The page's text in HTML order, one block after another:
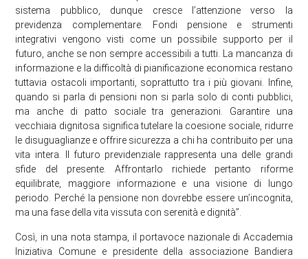
sistema pubblico, dunque cresce l’attenzione verso la
previdenza complementare. Fondi pensione e strumenti
integrativi vengono visti come un possibile supporto per il
futuro, anche se non sempre accessibili a tutti. La mancanza di
informazione e la difficoltà di pianificazione economica restano
tuttavia ostacoli importanti, soprattutto tra i più giovani. Infine,
quando si parla di pensioni non si parla solo di conti pubblici,
ma anche di patto sociale tra generazioni. Garantire una
vecchiaia dignitosa significa tutelare la coesione sociale, ridurre
le disuguaglianze e offrire sicurezza a chi ha contribuito per una
vita intera. Il futuro previdenziale rappresenta una delle grandi
sfide del presente. Affrontarlo richiede pertanto riforme
equilibrate, maggiore informazione e una visione di lungo
periodo. Perché la pensione non dovrebbe essere un’incognita,
ma una fase della vita vissuta con serenità e dignità”.
Così, in una nota stampa, il portavoce nazionale di Accademia
Iniziativa Comune e presidente della associazione Bandiera